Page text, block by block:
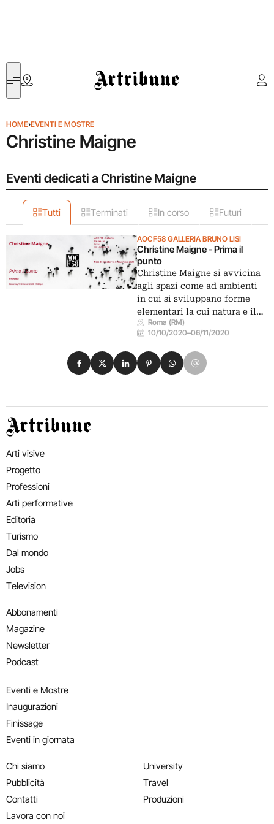
Artribune
HOME›EVENTI E MOSTRE
Christine Maigne
Eventi dedicati a Christine Maigne
Tutti Terminati In corso Futuri
AOCF58 GALLERIA BRUNO LISI
Christine Maigne - Prima il
punto
Christine Maigne si avvicina
agli spazi come ad ambienti
in cui si sviluppano forme
elementari la cui natura e il…
Roma (RM)
10/10/2020–06/11/2020
Condividi su Facebook
Condividi su X
Condividi su LinkedIn
Condividi su Pinterest
Condividi su WhatsApp
Condividi su Email
Artribune
Arti visive
Progetto
Professioni
Arti performative
Editoria
Turismo
Dal mondo
Jobs
Television
Abbonamenti
Magazine
Newsletter
Podcast
Eventi e Mostre
Inaugurazioni
Finissage
Eventi in giornata
Chi siamo
Pubblicità
Contatti
Lavora con noi
University
Travel
Produzioni